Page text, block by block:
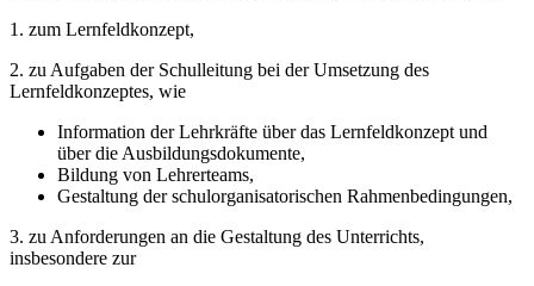
1. zum Lernfeldkonzept,
2. zu Aufgaben der Schulleitung bei der Umsetzung des
Lernfeldkonzeptes, wie
Information der Lehrkräfte über das Lernfeldkonzept und
über die Ausbildungsdokumente,
Bildung von Lehrerteams,
Gestaltung der schulorganisatorischen Rahmenbedingungen,
3. zu Anforderungen an die Gestaltung des Unterrichts,
insbesondere zur